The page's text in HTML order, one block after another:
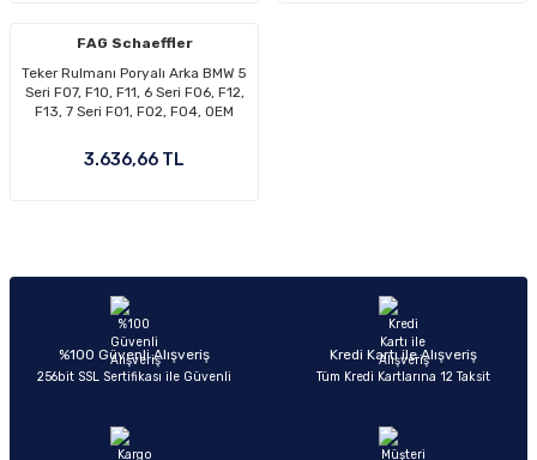
FAG Schaeffler
Teker Rulmanı Poryalı Arka BMW 5
Seri F07, F10, F11, 6 Seri F06, F12,
F13, 7 Seri F01, F02, F04, OEM
3.636,66 TL
%100 Güvenli Alışveriş
256bit SSL Sertifikası ile Güvenli
Kredi Kartı ile Alışveriş
Tüm Kredi Kartlarına 12 Taksit